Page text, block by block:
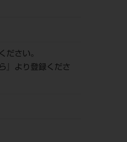
ださい。
』より登録くださ